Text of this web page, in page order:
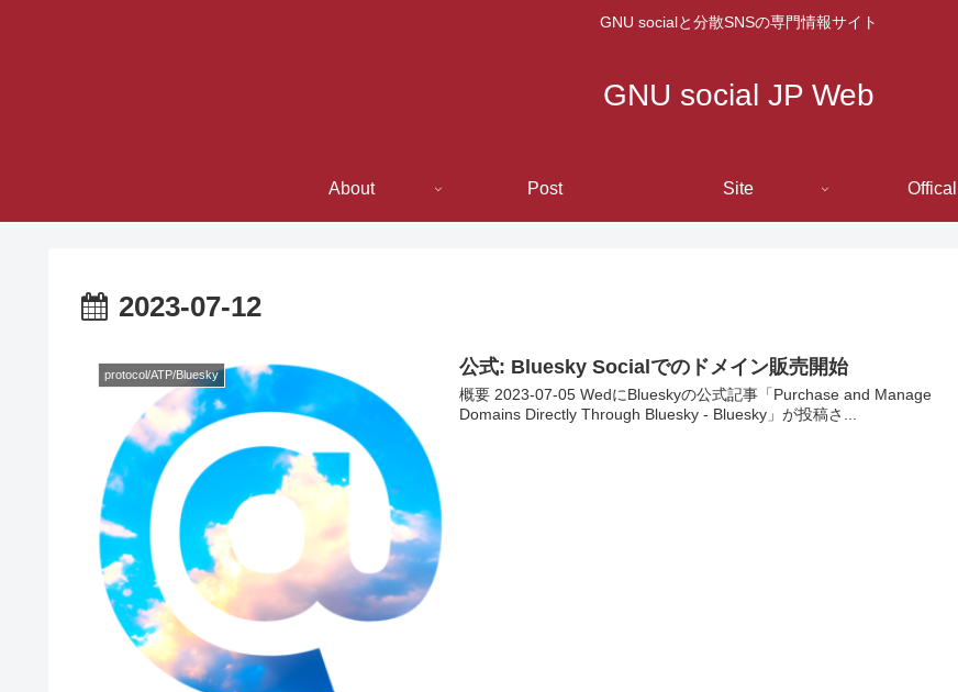
GNU socialと分散SNSの専門情報サイト
GNU social JP Web
About Post Site Offical
2023-07-12
protocol/ATP/Bluesky 公式: Bluesky Socialでのドメイン販売開始
概要 2023-07-05 WedにBlueskyの公式記事「Purchase and Manage
Domains Directly Through Bluesky - Bluesky」が投稿さ...